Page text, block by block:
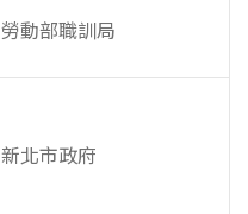
勞動部職訓局
新北市政府